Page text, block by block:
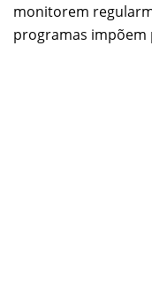
monitorem
programas impõem